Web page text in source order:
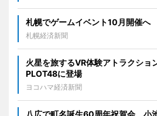
札幌でゲームイベント10月開催
札幌経済新聞
火星を旅するVR体験アトラクシ
PLOT48に登場
ヨコハマ経済新聞
八広で町名誕生60周年祝賀会 小